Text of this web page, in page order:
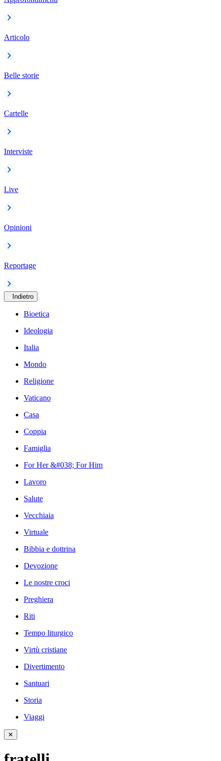
Articolo
Belle storie
Cartelle
Interviste
Live
Opinioni
Reportage
Indietro
Bioetica
Ideologia
Italia
Mondo
Religione
Vaticano
Casa
Coppia
Famiglia
For Her &#038; For Him
Lavoro
Salute
Vecchiaia
Virtuale
Bibbia e dottrina
Devozione
Le nostre croci
Preghiera
Riti
Tempo liturgico
Virtù cristiane
Divertimento
Santuari
Storia
Viaggi
✕